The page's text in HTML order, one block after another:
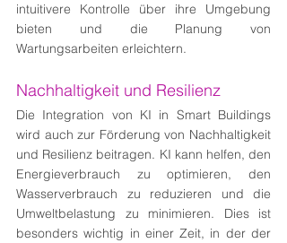
intuitivere Kontrolle über ihre Umgebung
bieten und die Planung von
Wartungsarbeiten erleichtern.
Nachhaltigkeit und Resilienz
Die Integration von KI in Smart Buildings
wird auch zur Förderung von Nachhaltigkeit
und Resilienz beitragen. KI kann helfen, den
Energieverbrauch zu optimieren, den
Wasserverbrauch zu reduzieren und die
Umweltbelastung zu minimieren. Dies ist
besonders wichtig in einer Zeit, in der der